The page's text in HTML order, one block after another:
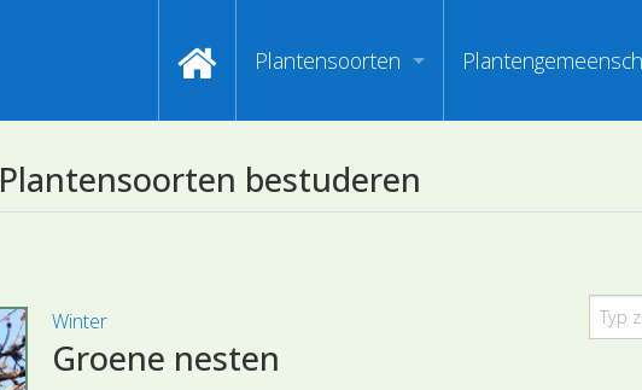
Plantensoorten
Index van plantenpaspoorten
Zoeken op Familienamen
Plantensoorten bestuderen
Winter
Groene nesten